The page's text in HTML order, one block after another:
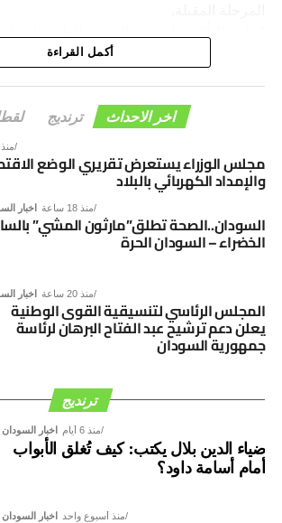
كما تمّ التأكيد على عقد المؤتمر العام الثاني
الوطنية بمدينة الخرطوم خلال الفترة المقبلة.
وأكد المجلس الرئاسي، أن هذه القرارات
التنسيقية الرامية إلى دعم الاستقرار
مؤسسات الدولة، والإسهام في إنجاح مسار
السوداني، بما يفضي إلى توافق وطني شامل
جديدة من الأمن والاستقرار والتنمية.
أكمل القراءة
اخر الاحداث ترنديج
منذ 10
مجلس الوزراء يستعرض تقريري الوضع
والإمداد الكهربائي بالبلاد
اخبار منذ 18 ساعة
السودان..الصحة تطلق”مارثون المشي”
الخضراء – السودان الحرة
اخبار منذ 20 ساعة
المجلس الرئاسي لتنسيقية القوى الوطنية
يعلن دعم ترشيح عبد الفتاح البرهان لرئاسة
جمهورية السودان
ترنديج
اخبار السودان منذ 6 أيام
ضياء الدين بلال يكتب: كيف تُغلق الأبواب
أمام أسامة داود؟
اخبار السودان منذ أسبوع واحد